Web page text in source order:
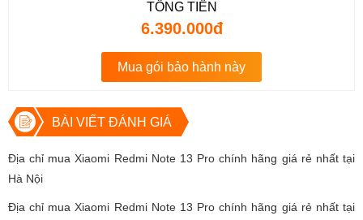
TỔNG TIỀN
6.390.000đ
Mua gói bảo hành này
BÀI VIẾT ĐÁNH GIÁ
Địa chỉ mua Xiaomi Redmi Note 13 Pro chính hãng giá rẻ nhất tại
Hà Nội
Địa chỉ mua Xiaomi Redmi Note 13 Pro chính hãng giá rẻ nhất tại